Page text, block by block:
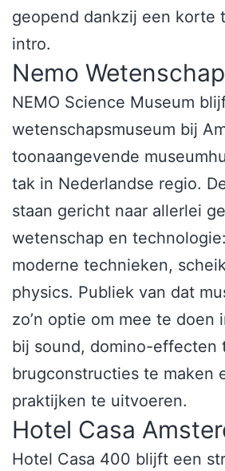
geopend dankzij een korte
intro.
Nemo
NEMO Science Museum
wetenschapsmuseum bij
toonaangevende
tak in Nederlandse regio.
staan gericht naar allerlei
wetenschap en
moderne technieken,
physics. Publiek van dat
zo’n optie om mee te doen
bij sound, domino-effecten
brugconstructies te maken
praktijken te uitvoeren.
Hotel Casa
Hotel Casa 400 blijft een